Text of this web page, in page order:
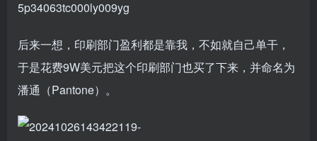
后来一想，印刷部门盈利都是靠我，不如就自己单干，
于是花费9W美元把这个印刷部门也买了下来，并命名为
潘通（Pantone）。